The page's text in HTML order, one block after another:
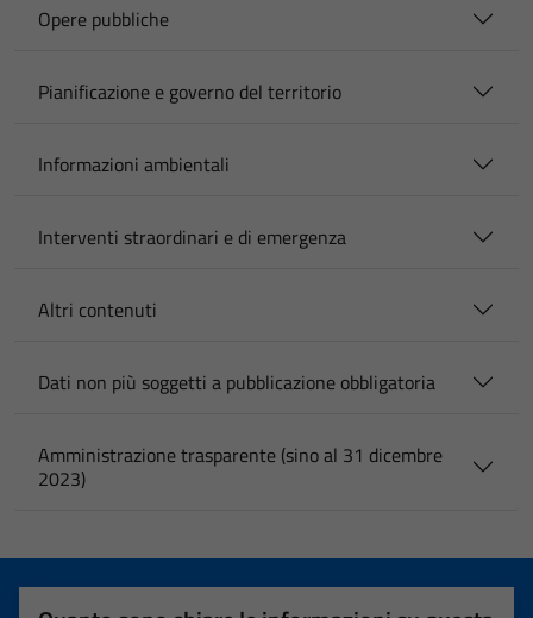
Opere pubbliche
Pianificazione e governo del territorio
Informazioni ambientali
Interventi straordinari e di emergenza
Altri contenuti
Dati non più soggetti a pubblicazione obbligatoria
Amministrazione trasparente (sino al 31 dicembre
2023)